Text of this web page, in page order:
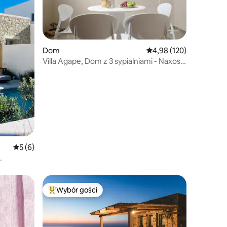
Średnia ocena: 5 na 5, liczba recenzji: 6
5 (6)
Dom Średnia ocena: 4,98
4,98 (120)
Villa Agape, Dom z 3 sypialniami - Naxos
gości Najpopularniejsze z kategorii Wybór gości
Wybór gości